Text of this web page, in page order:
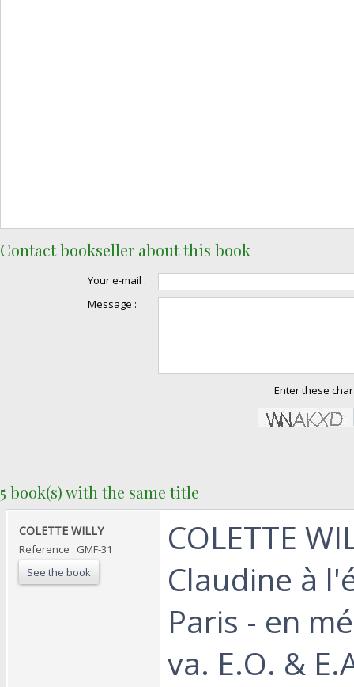
Contact bookseller about this book
Your e-mail :
Message :
Enter these
5 book(s) with the same title
‎COLETTE WILLY‎
Reference : GMF-31
See the book
‎COLETTE
Claudine à
Paris - en
va. E.O. &